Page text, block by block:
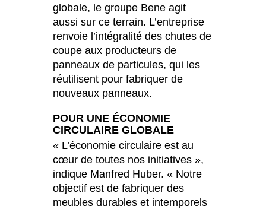
globale, le groupe Bene agit
aussi sur ce terrain. L’entreprise
renvoie l’intégralité des chutes de
coupe aux producteurs de
panneaux de particules, qui les
réutilisent pour fabriquer de
nouveaux panneaux.
POUR UNE ÉCONOMIE
CIRCULAIRE GLOBALE
« L’économie circulaire est au
cœur de toutes nos initiatives »,
indique Manfred Huber. « Notre
objectif est de fabriquer des
meubles durables et intemporels